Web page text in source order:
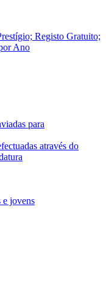
Registo Gratuito;
Ano
para
através do
e jovens